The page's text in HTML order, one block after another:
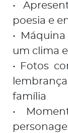
•
poesia e
•
um clima
• Fotos
família
•